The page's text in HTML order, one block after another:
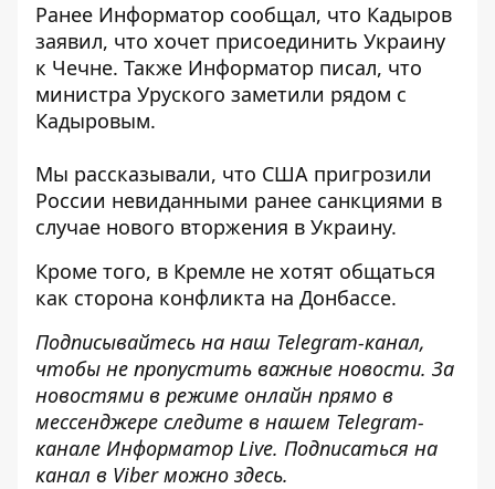
Ранее Информатор сообщал, что Кадыров
заявил, что хочет присоединить Украину
к Чечне. Также Информатор писал, что
министра Уруского заметили рядом с
Кадыровым.
Мы рассказывали, что США пригрозили
России невиданными ранее санкциями в
случае нового вторжения в Украину.
Кроме того, в Кремле не хотят общаться
как сторона конфликта на Донбассе.
Подписывайтесь на наш Telegram-канал,
чтобы не пропустить важные новости. За
новостями в режиме онлайн прямо в
мессенджере следите в нашем Telegram-
канале Информатор Live. Подписаться на
канал в Viber можно здесь.